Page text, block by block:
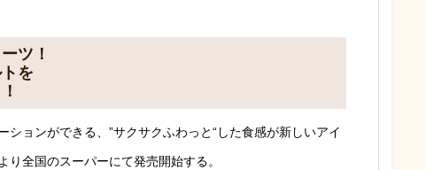
ツ！
を
ョンができる、”サクサクふわっと“した食感が新しいアイ
り全国のスーパーにて発売開始する。